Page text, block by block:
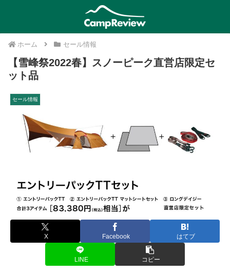
ホーム セール情報
【雪峰祭2022春】スノーピーク直営店限定セ
ット品
セール情報
X Facebook はてブ
LINE コピー